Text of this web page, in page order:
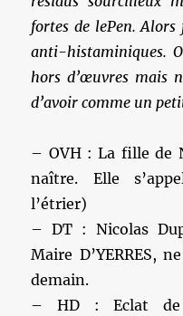
fortes de lePen.
anti-histaminiques.
hors d’œuvres mais
d’avoir comme un
– OVH : La fille de
naître. Elle
l’étrier)
– DT : Nicolas
Maire D’YERRES,
demain.
– HD : Eclat